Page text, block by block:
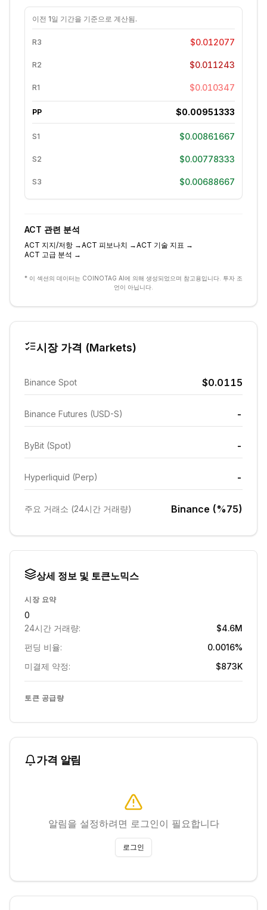
이전 1일 기간을 기준으로 계산됨.
R3 $0.012077
R2 $0.011243
R1 $0.010347
PP $0.00951333
S1 $0.00861667
S2 $0.00778333
S3 $0.00688667
ACT 관련 분석
ACT 지지/저항 →ACT 피보나치 →ACT 기술 지표 →
ACT 고급 분석 →
* 이 섹션의 데이터는 COINOTAG AI에 의해 생성되었으며 참고용입니다. 투자 조
언이 아닙니다.
시장 가격 (Markets)
Binance Spot $0.0115
Binance Futures (USD-S) -
ByBit (Spot) -
Hyperliquid (Perp) -
주요 거래소 (24시간 거래량) Binance (%75)
상세 정보 및 토큰노믹스
시장 요약
0
24시간 거래량:
$4.6M
펀딩 비율:
0.0016%
미결제 약정:
$873K
토큰 공급량
가격 알림
알림을 설정하려면 로그인이 필요합니다
로그인